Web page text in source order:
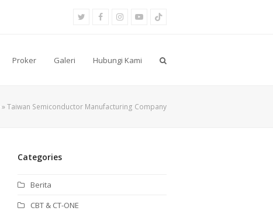
TwitterFacebookInstagram
YoutubeTiktok
Proker Galeri Hubungi Kami
»Taiwan Semiconductor Manufacturing Company
Categories
Berita
CBT & CT-ONE